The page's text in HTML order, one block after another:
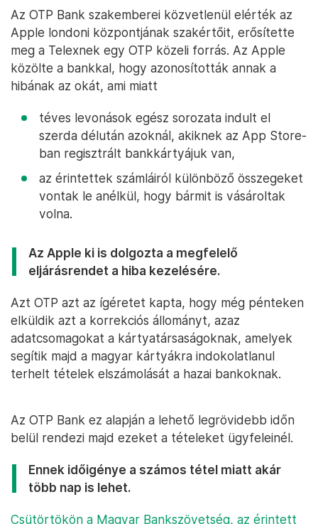
Az OTP Bank szakemberei közvetlenül elérték az
Apple londoni központjának szakértőit, erősítette
meg a Telexnek egy OTP közeli forrás. Az Apple
közölte a bankkal, hogy azonosították annak a
hibának az okát, ami miatt
téves levonások egész sorozata indult el
szerda délután azoknál, akiknek az App Store-
ban regisztrált bankkártyájuk van,
az érintettek számláiról különböző összegeket
vontak le anélkül, hogy bármit is vásároltak
volna.
Az Apple ki is dolgozta a megfelelő
eljárásrendet a hiba kezelésére.
Azt OTP azt az ígéretet kapta, hogy még pénteken
elküldik azt a korrekciós állományt, azaz
adatcsomagokat a kártyatársaságoknak, amelyek
segítik majd a magyar kártyákra indokolatlanul
terhelt tételek elszámolását a hazai bankoknak.
Az OTP Bank ez alapján a lehető legrövidebb időn
belül rendezi majd ezeket a tételeket ügyfeleinél.
Ennek időigénye a számos tétel miatt akár
több nap is lehet.
Csütörtökön a Magyar Bankszövetség, az érintett